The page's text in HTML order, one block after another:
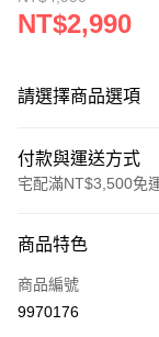
NT$2,990
請選擇商品選項
付款與運送方式
宅配滿NT$3,500免
信用卡一次付款
ATM付款
商品特色
商品編號
9970176